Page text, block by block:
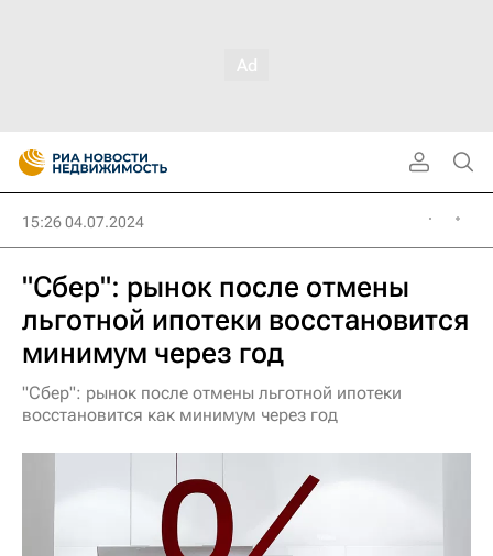
15:26 04.07.2024
"Сбер": рынок после отмены
льготной ипотеки восстановится
минимум через год
"Сбер": рынок после отмены льготной ипотеки
восстановится как минимум через год